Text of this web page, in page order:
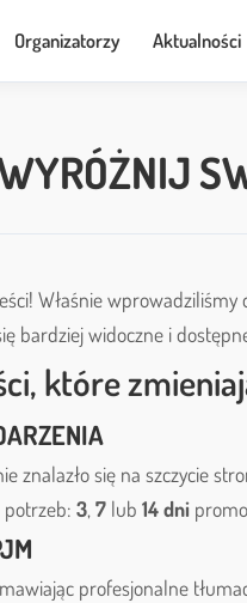
Organizatorzy Aktualności
Właśnie
bardziej widoczne i
które
znalazło się na szczycie
potrzeb: 3, 7 lub 14 dni
profesjonalne